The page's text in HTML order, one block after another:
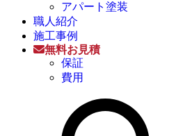
アパート塗装
職人紹介
施工事例
無料お見積
保証
費用